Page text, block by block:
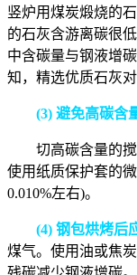
竖炉用煤炭煅烧的
的石灰含游离碳很
中含碳量与钢液增
知，精选优质石灰
(3) 避免高碳含
切高碳含量的
使用纸质保护套的
0.010%左右)。
(4) 钢包烘烤后
煤气。使用油或焦